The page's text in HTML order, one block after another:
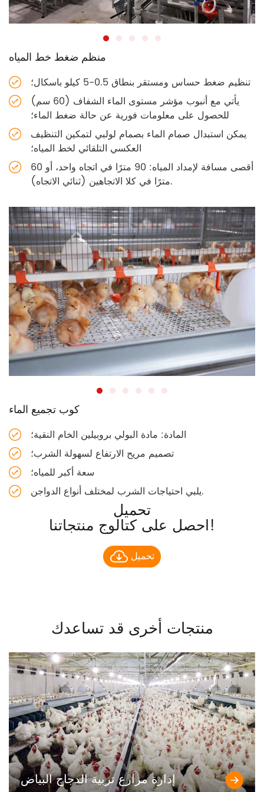
منظم ضغط خط المياه
تنظيم ضغط حساس ومستقر بنطاق 0.5-5 كيلو باسكال؛
يأتي مع أنبوب مؤشر مستوى الماء الشفاف (60 سم)
للحصول على معلومات فورية عن حالة ضغط الماء؛
يمكن استبدال صمام الماء بصمام لولبي لتمكين التنظيف
العكسي التلقائي لخط المياه؛
أقصى مسافة لإمداد المياه: 90 مترًا في اتجاه واحد، أو 60
مترًا في كلا الاتجاهين (ثنائي الاتجاه).
كوب تجميع الماء
المادة: مادة البولي بروبيلين الخام النقية؛
تصميم مريح الارتفاع لسهولة الشرب؛
سعة أكبر للمياه؛
يلبي احتياجات الشرب لمختلف أنواع الدواجن.
تحميل
احصل على كتالوج منتجاتنا!
تحميل
منتجات أخرى قد تساعدك
إدارة مزارع تربية الدجاج البياض